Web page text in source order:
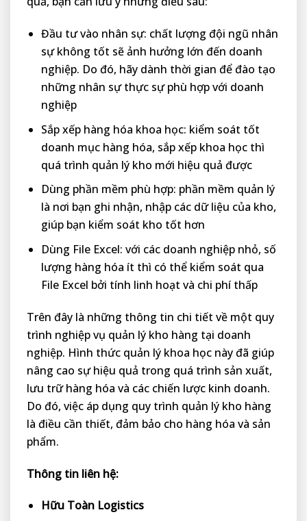
Đầu tư vào nhân sự: chất lượng đội ngũ nhân
sự không tốt sẽ ảnh hưởng lớn đến doanh
nghiệp. Do đó, hãy dành thời gian để đào tạo
những nhân sự thực sự phù hợp với doanh
nghiệp
Sắp xếp hàng hóa khoa học: kiểm soát tốt
doanh mục hàng hóa, sắp xếp khoa học thì
quá trình quản lý kho mới hiệu quả được
Dùng phần mềm phù hợp: phần mềm quản lý
là nơi bạn ghi nhận, nhập các dữ liệu của kho,
giúp bạn kiểm soát kho tốt hơn
Dùng File Excel: với các doanh nghiệp nhỏ, số
lượng hàng hóa ít thì có thể kiểm soát qua
File Excel bởi tính linh hoạt và chi phí thấp
Trên đây là những thông tin chi tiết về một quy
trình nghiệp vụ quản lý kho hàng tại doanh
nghiệp. Hình thức quản lý khoa học này đã giúp
nâng cao sự hiệu quả trong quá trình sản xuất,
lưu trữ hàng hóa và các chiến lược kinh doanh.
Do đó, việc áp dụng quy trình quản lý kho hàng
là điều cần thiết, đảm bảo cho hàng hóa và sản
phẩm.
Thông tin liên hệ:
Hữu Toàn Logistics